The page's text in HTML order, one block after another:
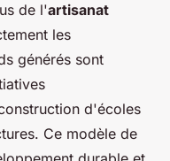
de l'artisanat
les
générés sont
d'écoles
Ce modèle de